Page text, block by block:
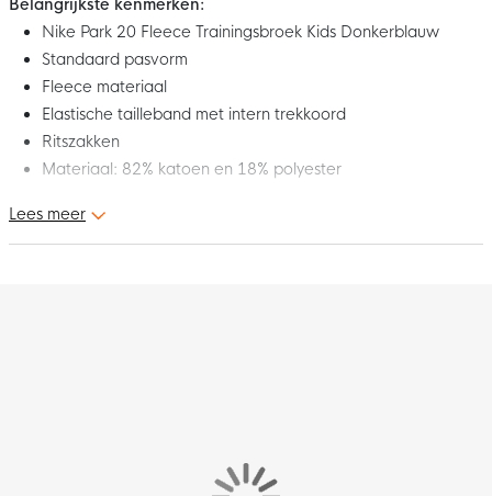
Belangrijkste kenmerken:
Nike Park 20 Fleece Trainingsbroek Kids Donkerblauw
Standaard pasvorm
Fleece materiaal
Elastische tailleband met intern trekkoord
Ritszakken
Materiaal: 82% katoen en 18% polyester
Dit is de nieuwe Nike Park 20 Fleece trainingsbroek voor
kinderen. De trainingsbroek maakt deel uit van de Nike Park 20
Lees meer